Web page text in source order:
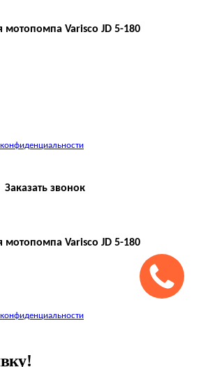
мотопомпа Varisco JD 5-180
Заказать звонок
мотопомпа Varisco JD 5-180